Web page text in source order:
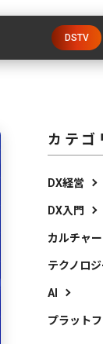
DSTV
カテゴ
DX経営
DX入門
カルチャー
テクノロ
AI
プラット